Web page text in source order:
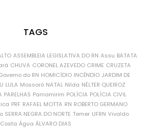
TAGS
ASSEMBLEIA LEGISLATIVA DO RN Assu BATATA
CHUVA CORONEL AZEVEDO CRIME CRUZETA
do RN HOMICÍDIO INCÊNDIO JARDIM DE
LULA Mossoró NATAL Nilda NÉLTER QUEIROZ
PARELHAS Parnamirim POLÍCIA POLÍCIA CIVIL
PRF RAFAEL MOTTA RN ROBERTO GERMANO
SERRA NEGRA DO NORTE Temer UFRN Vivaldo
Costa Água ÁLVARO DIAS